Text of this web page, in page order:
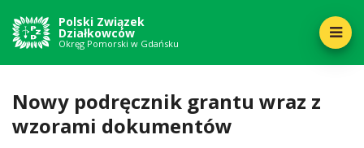
Polski Związek
Działkowców
Okręg Pomorski w Gdańsku
Nowy podręcznik grantu wraz z
wzorami dokumentów